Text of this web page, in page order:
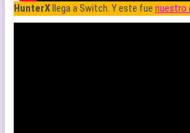
HunterXllega a Switch. Y este fue nuestro